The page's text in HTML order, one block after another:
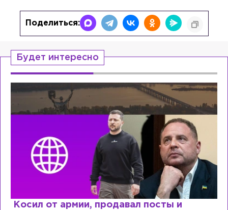
Поделиться:
Будет интересно
Рыдает из-за мужа, но опять флиртует с